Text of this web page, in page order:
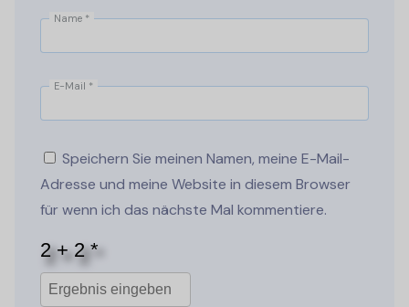
Name *
E-Mail *
Speichern Sie meinen Namen, meine E-Mail-
Adresse und meine Website in diesem Browser
für wenn ich das nächste Mal kommentiere.